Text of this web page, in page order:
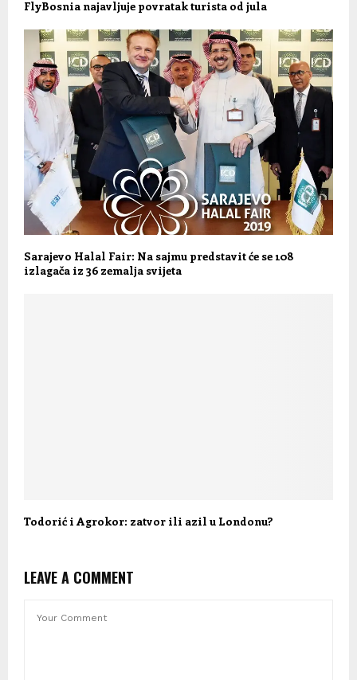
FlyBosnia najavljuje povratak turista od jula
Sarajevo Halal Fair: Na sajmu predstavit će se 108
izlagača iz 36 zemalja svijeta
Todorić i Agrokor: zatvor ili azil u Londonu?
LEAVE A COMMENT